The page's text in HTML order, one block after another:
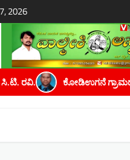
2026
ಕೆ. ಅವರಿಗೆ ಮೈಸೂರು